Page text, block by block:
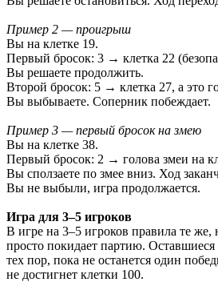
Пример 2 — проигрыш
Вы на клетке 19.
Первый бросок: 3 → клетка 22
Вы решаете продолжить.
Второй бросок: 5 → клетка 27, а это
Вы выбываете. Соперник побеждает.
Пример 3 — первый бросок на змею
Вы на клетке 38.
Первый бросок: 2 → голова змеи на
Вы сползаете по змее вниз. Ход
Вы не выбыли, игра продолжается.
Игра для 3–5 игроков
В игре на 3–5 игроков правила те
просто покидает партию.
тех пор, пока не останется один
не достигнет клетки 100.